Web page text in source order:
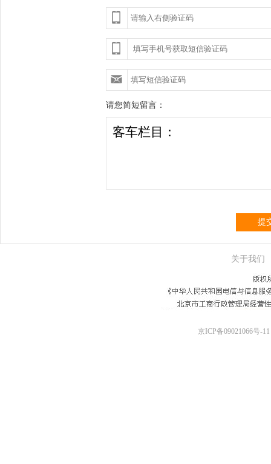
请您简短留言：
提
关于我们
京ICP备09021066号-11